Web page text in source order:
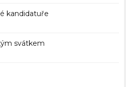
kandidatuře
svátkem